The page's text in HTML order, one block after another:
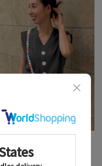
マホアクセが主役のコー